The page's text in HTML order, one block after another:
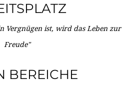
Vergnügen ist, wird das Leben zur
Freude"
BEREICHE